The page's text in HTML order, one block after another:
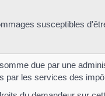
susceptibles
due par une
par les services des